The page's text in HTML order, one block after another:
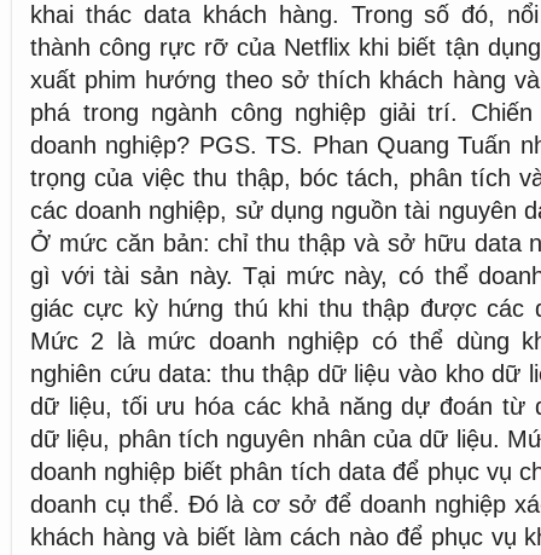
khai thác data khách hàng. Trong số đó,
thành công rực rỡ của Netflix khi biết tận
xuất phim hướng theo sở thích khách hàng
phá trong ngành công nghiệp giải trí.
doanh nghiệp? PGS. TS. Phan Quang Tuấn
trọng của việc thu thập, bóc tách, phân tích
các doanh nghiệp, sử dụng nguồn tài nguyên
Ở mức căn bản: chỉ thu thập và sở hữu data
gì với tài sản này. Tại mức này, có thể
giác cực kỳ hứng thú khi thu thập được các
Mức 2 là mức doanh nghiệp có thể dùng
nghiên cứu data: thu thập dữ liệu vào kho dữ
dữ liệu, tối ưu hóa các khả năng dự đoán từ
dữ liệu, phân tích nguyên nhân của dữ liệu.
doanh nghiệp biết phân tích data để phục vụ
doanh cụ thể. Đó là cơ sở để doanh nghiệp
khách hàng và biết làm cách nào để phục vụ